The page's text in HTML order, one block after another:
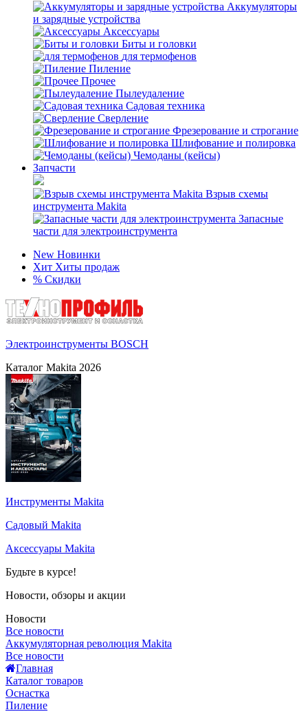
Аккумуляторы
и зарядные устройства
Аксессуары
Биты и головки
для термофенов
Пиление
Прочее
Пылеудаление
Садовая техника
Сверление
Фрезерование и строгание
Шлифование и полировка
Чемоданы (кейсы)
Запчасти
Взрыв схемы
инструмента Makita
Запасные
части для электроинструмента
New Новинки
Хит Хиты продаж
% Скидки
Электроинструменты BOSCH
Каталог Makita 2026
Инструменты Makita
Садовый Makita
Аксессуары Makita
Будьте в курсе!
Новости, обзоры и акции
Новости
Все новости
Аккумуляторная революция Makita
Все новости
Главная
Каталог товаров
Оснастка
Пиление